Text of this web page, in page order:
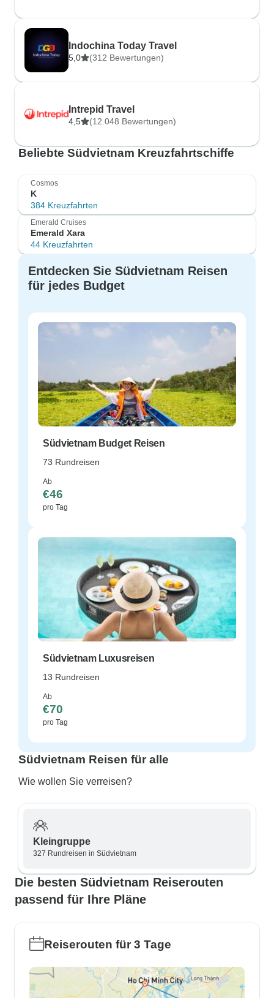
Indochina Today Travel
5,0 (312 Bewertungen)
Intrepid Travel
4,5 (12.048 Bewertungen)
Beliebte Südvietnam Kreuzfahrtschiffe
Cosmos
K
384 Kreuzfahrten
Emerald Cruises
Emerald Xara
44 Kreuzfahrten
Entdecken Sie Südvietnam Reisen
für jedes Budget
Südvietnam Budget Reisen
73 Rundreisen
Ab
€46
pro Tag
Südvietnam Luxusreisen
13 Rundreisen
Ab
€70
pro Tag
Südvietnam Reisen für alle
Wie wollen Sie verreisen?
Kleingruppe
327 Rundreisen in Südvietnam
Die besten Südvietnam Reiserouten
passend für Ihre Pläne
Reiserouten für 3 Tage